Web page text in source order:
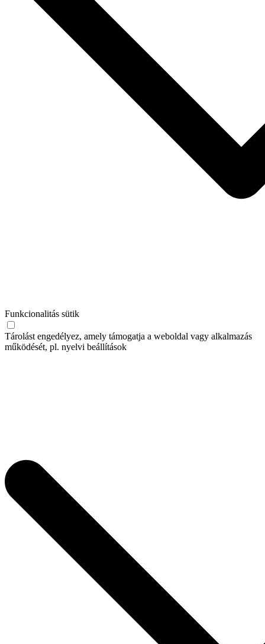
Funkcionalitás sütik
Tárolást engedélyez, amely támogatja a weboldal vagy alkalmazás
működését, pl. nyelvi beállítások